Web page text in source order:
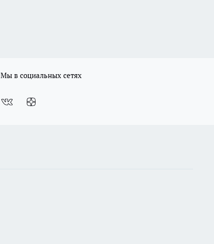
Мы в социальных сетях